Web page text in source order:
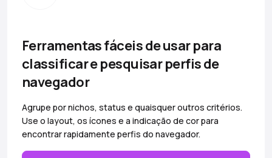
Ferramentas fáceis de usar para
classificar e pesquisar perfis de
navegador
Agrupe por nichos, status e quaisquer outros critérios.
Use o layout, os ícones e a indicação de cor para
encontrar rapidamente perfis do navegador.